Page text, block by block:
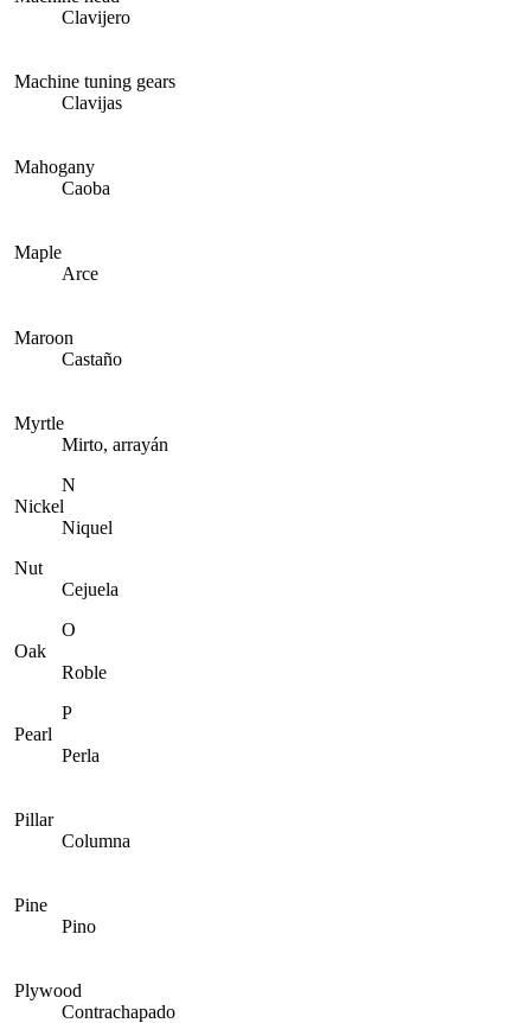
Clavijero
Machine tuning gears
Clavijas
Mahogany
Caoba
Maple
Arce
Maroon
Castaño
Myrtle
Mirto, arrayán
N
Nickel
Niquel
Nut
Cejuela
O
Oak
Roble
P
Pearl
Perla
Pillar
Columna
Pine
Pino
Plywood
Contrachapado